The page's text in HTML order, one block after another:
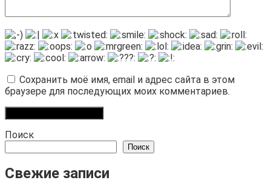
Сохранить моё имя, email и адрес сайта в этом
браузере для последующих моих комментариев.
Поиск
Поиск
Свежие записи